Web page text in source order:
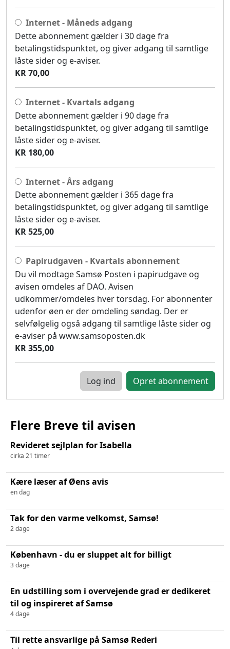
Internet - Måneds adgang
Dette abonnement gælder i 30 dage fra
betalingstidspunktet, og giver adgang til samtlige
låste sider og e-aviser.
KR 70,00
Internet - Kvartals adgang
Dette abonnement gælder i 90 dage fra
betalingstidspunktet, og giver adgang til samtlige
låste sider og e-aviser.
KR 180,00
Internet - Års adgang
Dette abonnement gælder i 365 dage fra
betalingstidspunktet, og giver adgang til samtlige
låste sider og e-aviser.
KR 525,00
Papirudgaven - Kvartals abonnement
Du vil modtage Samsø Posten i papirudgave og
avisen omdeles af DAO. Avisen
udkommer/omdeles hver torsdag. For abonnenter
udenfor øen er der omdeling søndag. Der er
selvfølgelig også adgang til samtlige låste sider og
e-aviser på www.samsoposten.dk
KR 355,00
Log ind
Flere Breve til avisen
Revideret sejlplan for Isabella
cirka 21 timer
Kære læser af Øens avis
en dag
Tak for den varme velkomst, Samsø!
2 dage
København - du er sluppet alt for billigt
3 dage
En udstilling som i overvejende grad er dedikeret
til og inspireret af Samsø
4 dage
Til rette ansvarlige på Samsø Rederi